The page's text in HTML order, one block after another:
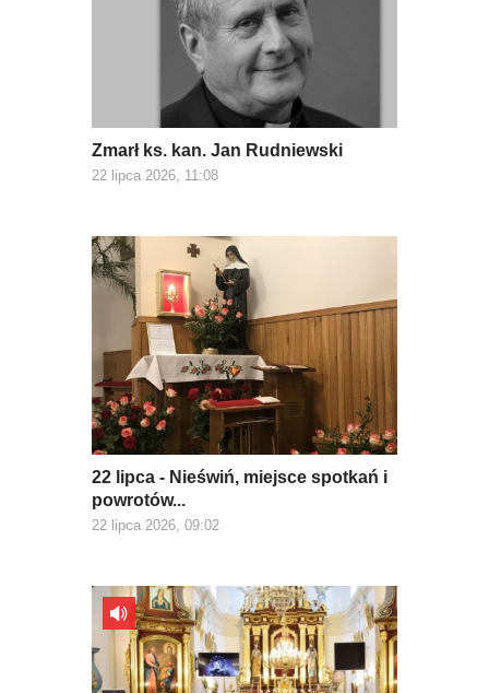
Zmarł ks. kan. Jan Rudniewski
22 lipca 2026, 11:08
22 lipca - Nieświń, miejsce spotkań i
powrotów...
22 lipca 2026, 09:02